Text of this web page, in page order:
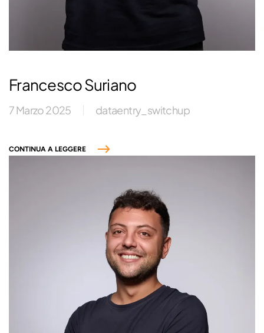
Francesco Suriano
7 Marzo 2025 dataentry_switchup
CONTINUA A LEGGERE